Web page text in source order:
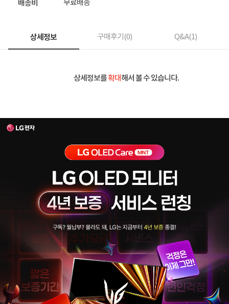
배송비 무료배송
상세정보 구매후기(0) Q&A(1)
상세정보를확대해서 볼 수 있습니다.